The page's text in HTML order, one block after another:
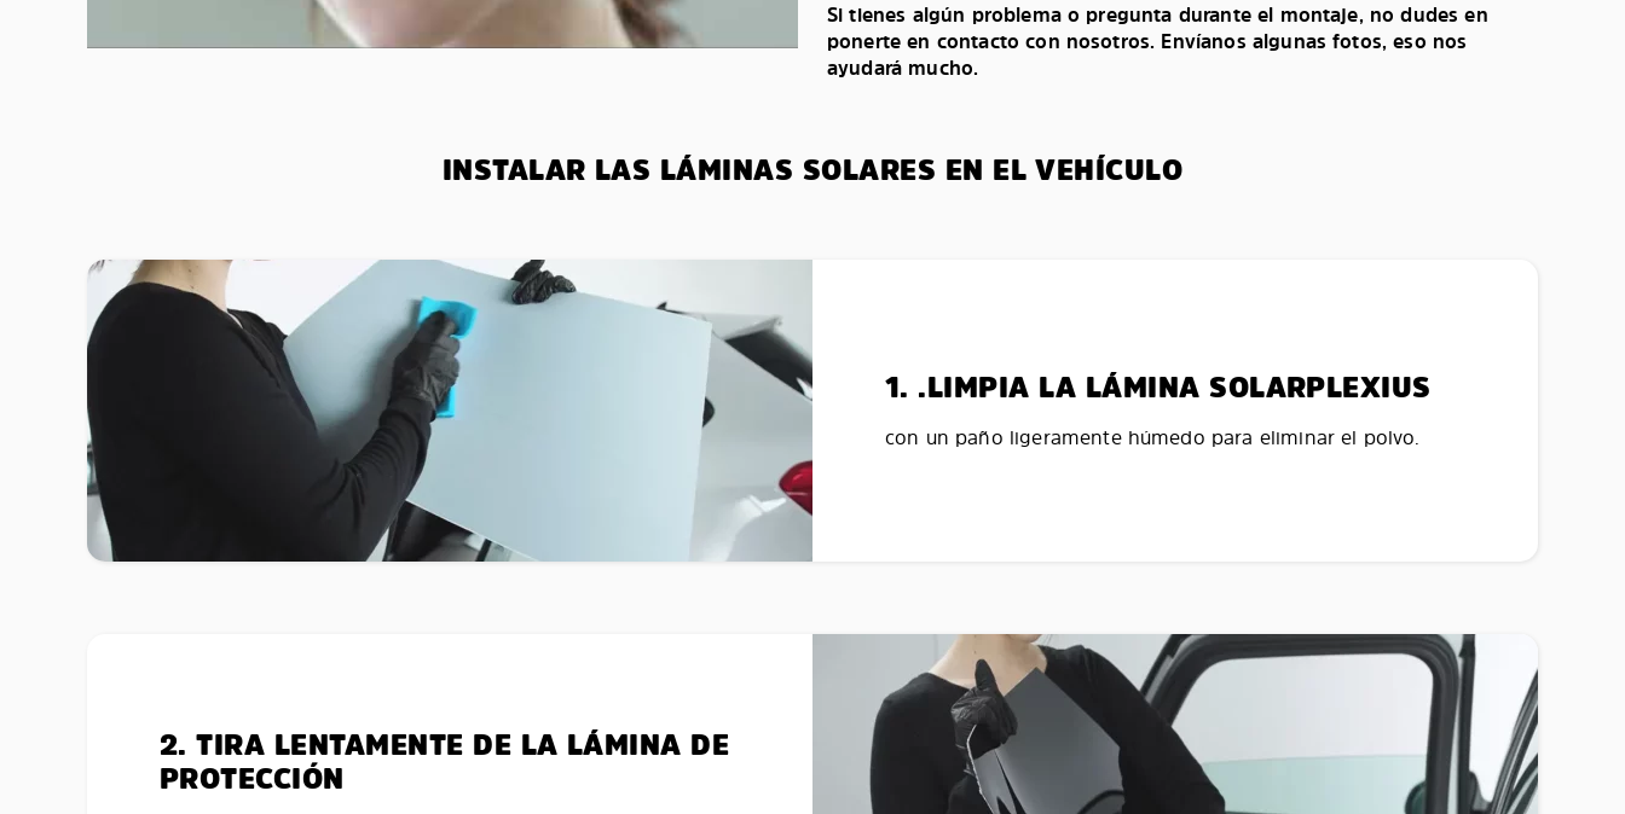
Si tienes algún problema o pregunta durante el montaje, no dudes en
ponerte en contacto con nosotros. Envíanos algunas fotos, eso nos
ayudará mucho.
INSTALAR LAS LÁMINAS SOLARES EN EL VEHÍCULO
1. .LIMPIA LA LÁMINA SOLARPLEXIUS
con un paño ligeramente húmedo para eliminar el polvo.
2. TIRA LENTAMENTE DE LA LÁMINA DE
PROTECCIÓN